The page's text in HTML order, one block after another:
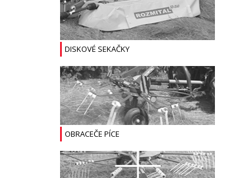
DISKOVÉ SEKAČKY
OBRACEČE PÍCE